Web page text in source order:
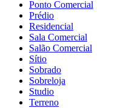
Ponto Comercial
Prédio
Residencial
Sala Comercial
Salão Comercial
Sítio
Sobrado
Sobreloja
Studio
Terreno